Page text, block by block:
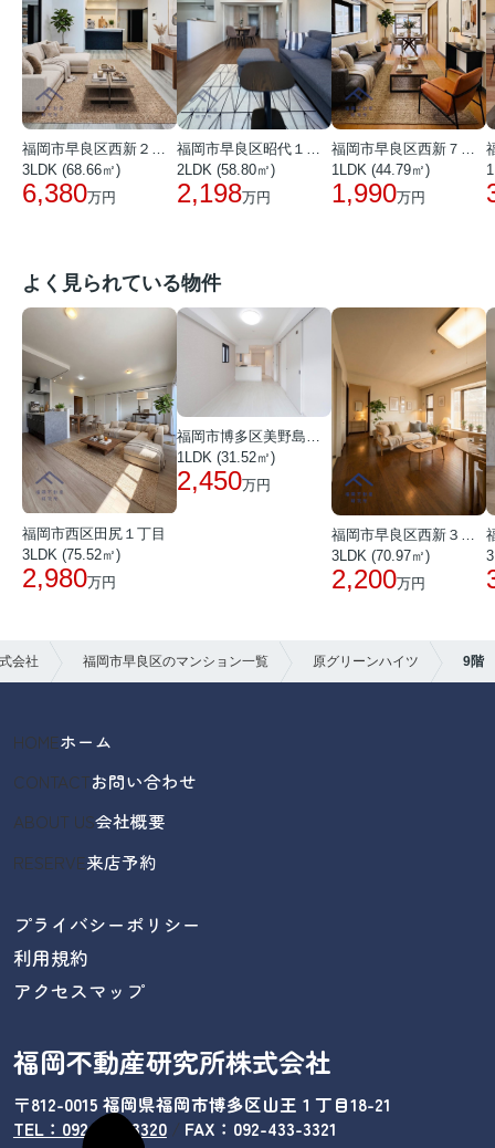
福岡市早良区西新２丁目
3LDK (68.66㎡)
6,380万円
福岡市早良区昭代１丁目
2LDK (58.80㎡)
2,198万円
福岡市早良区西新７丁目
1LDK (44.79㎡)
1,990万円
よく見られている物件
福岡市西区田尻１丁目
3LDK (75.52㎡)
2,980万円
福岡市博多区美野島３丁目
1LDK (31.52㎡)
2,450万円
3LDK (70.97㎡)
2,200万円
会社 福岡市早良区のマンション一覧 原グリーンハイツ 9階
HOMEホーム
CONTACTお問い合わせ
ABOUT US会社概要
RESERVE来店予約
プライバシーポリシー
利用規約
アクセスマップ
福岡不動産研究所株式会社
〒812-0015 福岡県福岡市博多区山王１丁目18-21
TEL：092-433-3320/ FAX：092-433-3321